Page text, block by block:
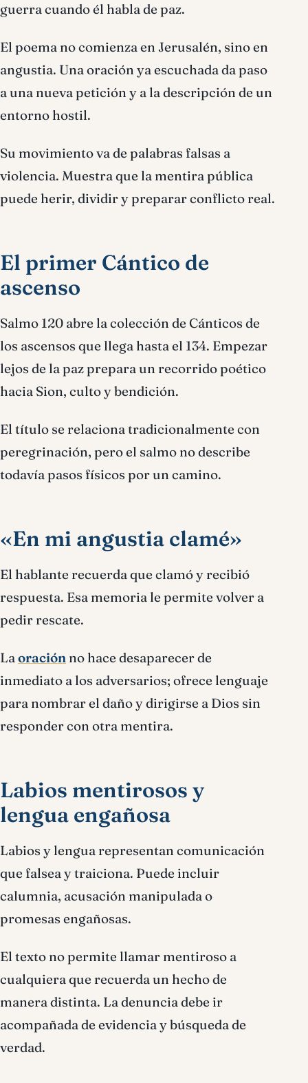
guerra cuando él habla de paz.
El poema no comienza en Jerusalén, sino en
angustia. Una oración ya escuchada da paso
a una nueva petición y a la descripción de un
entorno hostil.
Su movimiento va de palabras falsas a
violencia. Muestra que la mentira pública
puede herir, dividir y preparar conflicto real.
El primer Cántico de
ascenso
Salmo 120 abre la colección de Cánticos de
los ascensos que llega hasta el 134. Empezar
lejos de la paz prepara un recorrido poético
hacia Sion, culto y bendición.
El título se relaciona tradicionalmente con
peregrinación, pero el salmo no describe
todavía pasos físicos por un camino.
«En mi angustia clamé»
El hablante recuerda que clamó y recibió
respuesta. Esa memoria le permite volver a
pedir rescate.
Laoración no hace desaparecer de
inmediato a los adversarios; ofrece lenguaje
para nombrar el daño y dirigirse a Dios sin
responder con otra mentira.
Labios mentirosos y
lengua engañosa
Labios y lengua representan comunicación
que falsea y traiciona. Puede incluir
calumnia, acusación manipulada o
promesas engañosas.
El texto no permite llamar mentiroso a
cualquiera que recuerda un hecho de
manera distinta. La denuncia debe ir
acompañada de evidencia y búsqueda de
verdad.